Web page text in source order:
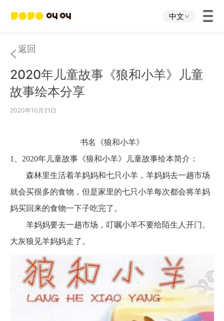
中文
首页
叫叫App
叫叫IP
投资者关系
返回
2020年儿童故事《狼和小羊》儿童
故事绘本分享
2020年10月21日
书名《狼和小羊》
1、2020年儿童故事《狼和小羊》儿童故事绘本简介：
森林里生活着羊妈妈和七只小羊， 羊妈妈去一趟市场
就会买很多的食物，但是家里的七只小羊每次都会将羊妈
妈买回来的食物一下子吃完了。
羊妈妈要去一趟市场，叮嘱小羊不要给陌生人开门。
大灰狼见羊妈妈走了。